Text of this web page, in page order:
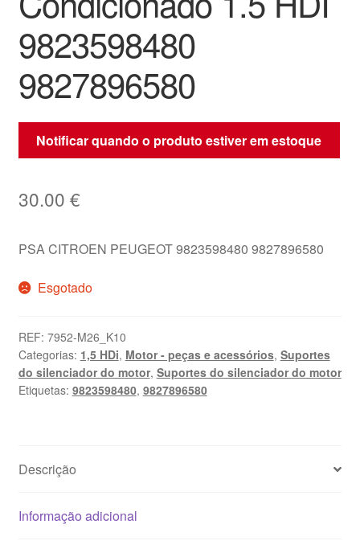
9823598480
9827896580
Notificar quando o produto estiver em estoque
30.00 €
PSA CITROEN PEUGEOT 9823598480 9827896580
Esgotado
REF: 7952-M26_K10
Categorias: 1,5 HDi, Motor - peças e acessórios, Suportes
do silenciador do motor, Suportes do silenciador do motor
Etiquetas: 9823598480, 9827896580
Descrição
Informação adicional